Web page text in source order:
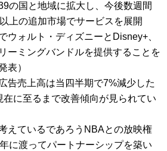
の国と地域に拡大し、今後数週間
上の追加市場でサービスを展開
ウォルト・ディズニーとDisney+、
ーミングバンドルを提供することを
表）
告売上高は当四半期で7%減少した
在に至るまで改善傾向が見られてい
えているであろうNBAとの放映権
に渡ってパートナーシップを築い